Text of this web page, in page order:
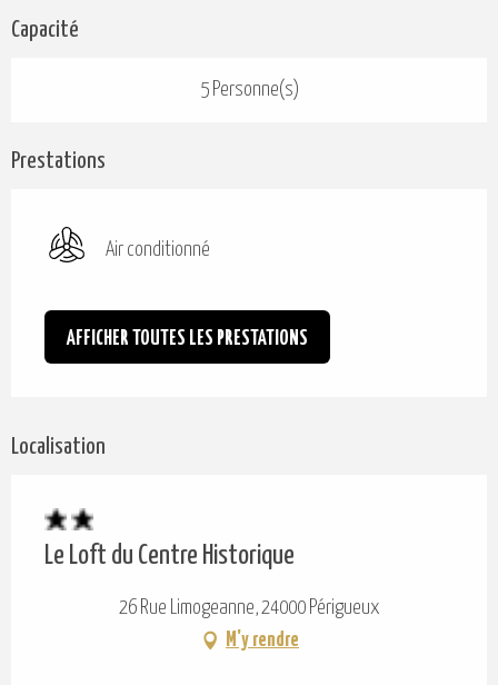
Capacité
5 Personne(s)
Prestations
Air conditionné
AFFICHER TOUTES LES PRESTATIONS
Localisation
Le Loft du Centre Historique
26 Rue Limogeanne, 24000 Périgueux
M'y rendre